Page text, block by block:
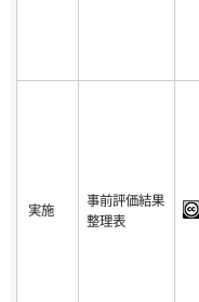
実施
事前評価結果
整理表